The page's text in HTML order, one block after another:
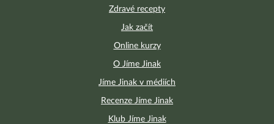
Zdravé recepty
Jak začít
Online kurzy
O Jíme Jinak
Jíme Jinak v médiích
Recenze Jíme Jinak
Klub Jíme Jinak